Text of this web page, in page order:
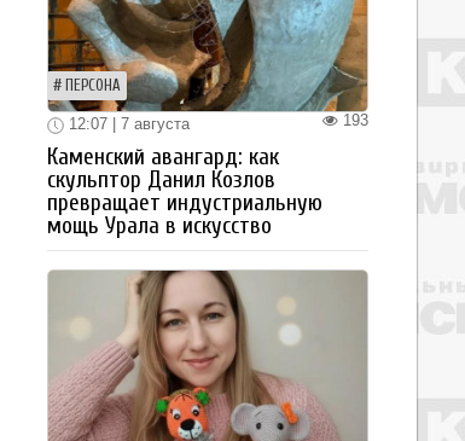
ПЕРСОНА
193
12:07 | 7 августа
Каменский авангард: как
скульптор Данил Козлов
превращает индустриальную
мощь Урала в искусство